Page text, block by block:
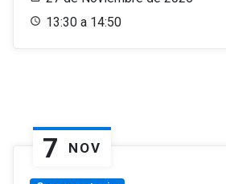
13:30 a 14:50
7 NOV